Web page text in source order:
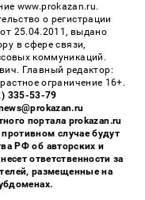
www.prokazan.ru.
о регистрации
25.04.2011, выдано
в сфере связи,
коммуникаций.
Главный редактор:
ограничение 16+.
335-53-79
портала prokazan.ru
случае будут
РФ об авторских и
ответственности за
размещенные на